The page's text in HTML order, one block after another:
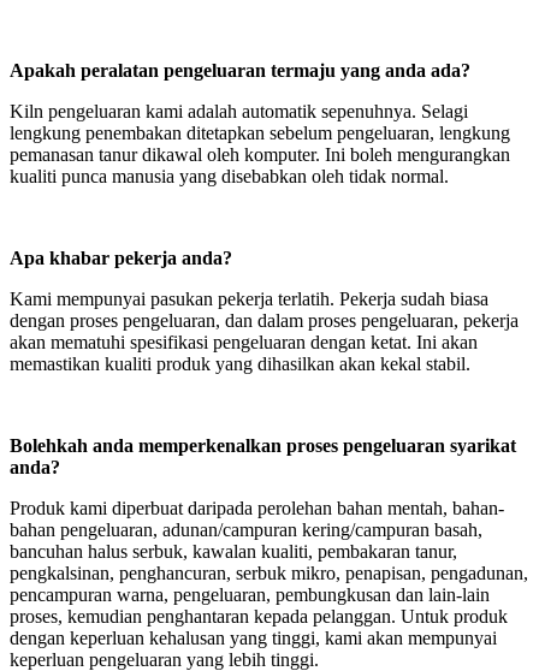
Apakah peralatan pengeluaran termaju yang anda ada?
Kiln pengeluaran kami adalah automatik sepenuhnya. Selagi
lengkung penembakan ditetapkan sebelum pengeluaran, lengkung
pemanasan tanur dikawal oleh komputer. Ini boleh mengurangkan
kualiti punca manusia yang disebabkan oleh tidak normal.
Apa khabar pekerja anda?
Kami mempunyai pasukan pekerja terlatih. Pekerja sudah biasa
dengan proses pengeluaran, dan dalam proses pengeluaran, pekerja
akan mematuhi spesifikasi pengeluaran dengan ketat. Ini akan
memastikan kualiti produk yang dihasilkan akan kekal stabil.
Bolehkah anda memperkenalkan proses pengeluaran syarikat
anda?
Produk kami diperbuat daripada perolehan bahan mentah, bahan-
bahan pengeluaran, adunan/campuran kering/campuran basah,
bancuhan halus serbuk, kawalan kualiti, pembakaran tanur,
pengkalsinan, penghancuran, serbuk mikro, penapisan, pengadunan,
pencampuran warna, pengeluaran, pembungkusan dan lain-lain
proses, kemudian penghantaran kepada pelanggan. Untuk produk
dengan keperluan kehalusan yang tinggi, kami akan mempunyai
keperluan pengeluaran yang lebih tinggi.